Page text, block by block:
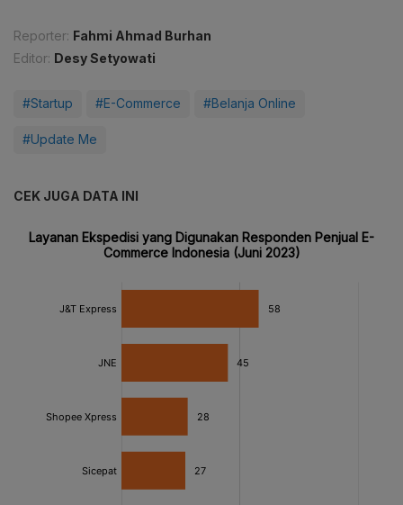
Reporter: Fahmi Ahmad Burhan
Editor: Desy Setyowati
#Startup #E-Commerce #Belanja Online
#Update Me
CEK JUGA DATA INI